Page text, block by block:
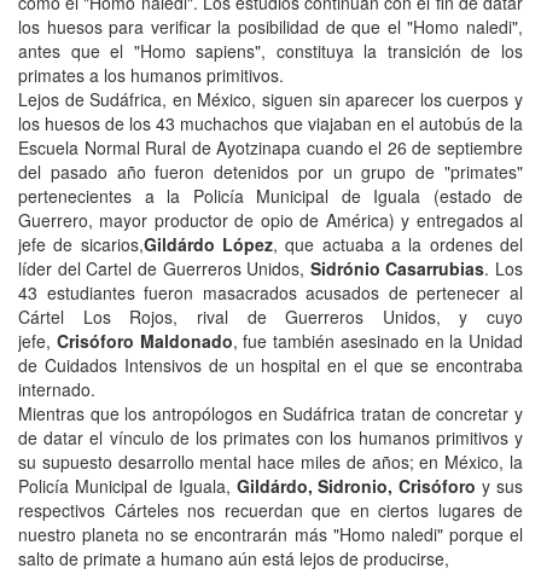
los huesos para verificar la posibilidad de que el "Homo naledi",
antes que el "Homo sapiens", constituya la transición de los
primates a los humanos primitivos.
Lejos de Sudáfrica, en México, siguen sin aparecer los cuerpos y
los huesos de los 43 muchachos que viajaban en el autobús de la
Escuela Normal Rural de Ayotzinapa cuando el 26 de septiembre
del pasado año fueron detenidos por un grupo de "primates"
pertenecientes a la Policía Municipal de Iguala (estado de
Guerrero, mayor productor de opio de América) y entregados al
jefe de sicarios,Gildárdo López, que actuaba a la ordenes del
líder del Cartel de Guerreros Unidos, Sidrónio Casarrubias. Los
43 estudiantes fueron masacrados acusados de pertenecer al
Cártel Los Rojos, rival de Guerreros Unidos, y cuyo
jefe, Crisóforo Maldonado, fue también asesinado en la Unidad
de Cuidados Intensivos de un hospital en el que se encontraba
internado.
Mientras que los antropólogos en Sudáfrica tratan de concretar y
de datar el vínculo de los primates con los humanos primitivos y
su supuesto desarrollo mental hace miles de años; en México, la
Policía Municipal de Iguala, Gildárdo, Sidronio, Crisóforo y sus
respectivos Cárteles nos recuerdan que en ciertos lugares de
nuestro planeta no se encontrarán más "Homo naledi" porque el
salto de primate a humano aún está lejos de producirse,